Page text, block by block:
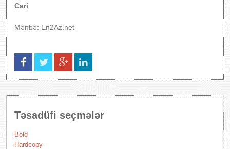
Cari
Mənbə: En2Az.net
Təsadüfi seçmələr
Bold
Hardcopy